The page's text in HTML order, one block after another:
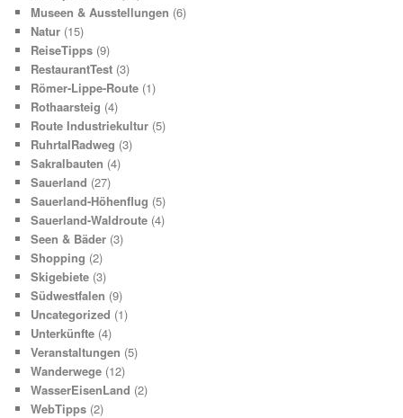
Museen & Ausstellungen (6)
Natur (15)
ReiseTipps (9)
RestaurantTest (3)
Römer-Lippe-Route (1)
Rothaarsteig (4)
Route Industriekultur (5)
RuhrtalRadweg (3)
Sakralbauten (4)
Sauerland (27)
Sauerland-Höhenflug (5)
Sauerland-Waldroute (4)
Seen & Bäder (3)
Shopping (2)
Skigebiete (3)
Südwestfalen (9)
Uncategorized (1)
Unterkünfte (4)
Veranstaltungen (5)
Wanderwege (12)
WasserEisenLand (2)
WebTipps (2)